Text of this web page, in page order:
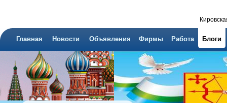
Главная Новости Объявления Фирмы Работа Блоги